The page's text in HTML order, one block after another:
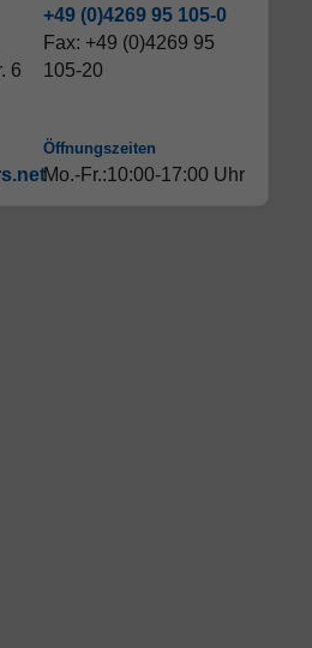
6
+49 (0)4269 95 105-0
Fax: +49 (0)4269 95
105-20
Öffnungszeiten
Mo.-Fr.:10:00-17:00 Uhr